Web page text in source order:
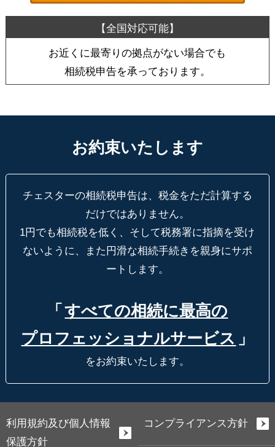
お近くに最寄りの拠点がない場合でも
相続税申告を承っております。
お約束いたします
チェスターの相続税申告は、税金をただ計算する
だけではありません。
1円でも相続税を低く、そして税務署に指摘を受け
ないように、
また円滑な相続手続きを親身にサポ
ートします。
「 すべての相続に最高の
プロフェッショナルサービス 」
をお約束いたします。
利用規約及び個人情報
保護方針
コンプライアンス方針